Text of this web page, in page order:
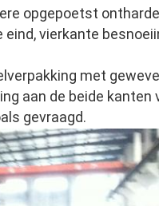
opgepoetst
vierkante
met
aan de beide kanten
gevraagd.